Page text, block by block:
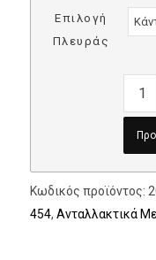
Επιλογή
Πλευράς
Κωδικός προϊόντος:
454, Ανταλλακτικά